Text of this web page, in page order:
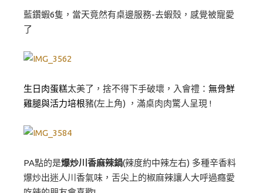
藍鑽蝦6隻，當天竟然有桌邊服務-去蝦殼，感覺被寵愛
了
生日肉蛋糕太美了，捨不得下手破壞，入會禮： 無骨鮮
雞腿與活力培根豬(左上角) ，滿桌肉肉驚人呈現 !
PA點的是爆炒川香麻辣鍋(辣度約中辣左右) 多種辛香料
爆炒出迷人川香氣味，舌尖上的椒麻辣讓人大呼過癮愛